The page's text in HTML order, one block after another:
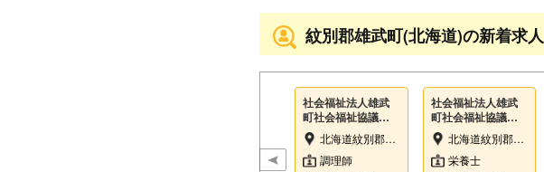
紋別郡雄武町(北海道)の新着求人
社会福祉法人雄武
町社会福祉協議会
雄武町立特別養護
老人ホーム雄愛園北海道紋別郡雄武町字雄武1885-3
調理師
社会福祉法人雄武
町社会福祉協議会
雄武町立特別養護
老人ホーム雄愛園北海道紋別郡雄武町字雄武1885-3
栄養士